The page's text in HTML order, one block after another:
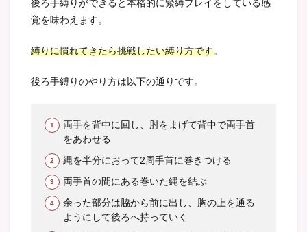
後ろ手縛りができると本格的に緊縛プレイをしている感
覚を味わえます。
縛りに慣れてきたら挑戦したい縛り方です。
後ろ手縛りのやり方は以下の通りです。
両手を背中に回し、肘をまげて背中で両手首
をあわせる
縄を半分におって2周手首に巻きつける
両手首の間にある巻いた縄を結ぶ
余った部分は脇から前に出し、胸の上を通る
ようにして後ろへ持っていく